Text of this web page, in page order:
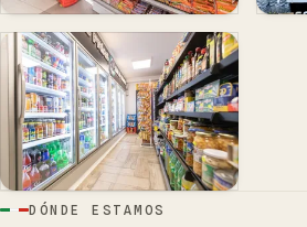
DÓNDE ESTAMOS